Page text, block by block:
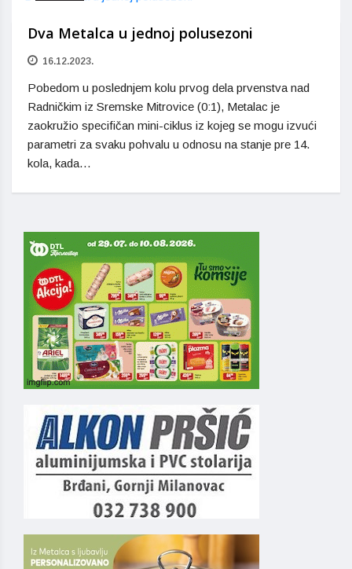
Dva Metalca u jednoj polusezoni
16.12.2023.
Pobedom u poslednjem kolu prvog dela prvenstva nad
Radničkim iz Sremske Mitrovice (0:1), Metalac je
zaokružio specifičan mini-ciklus iz kojeg se mogu izvući
parametri za svaku pohvalu u odnosu na stanje pre 14.
kola, kada…